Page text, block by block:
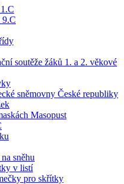
9.C
soutěže žáků 1. a 2. věkové
sněmovny České republiky
Masopust
sněhu
v listí
pro skřítky